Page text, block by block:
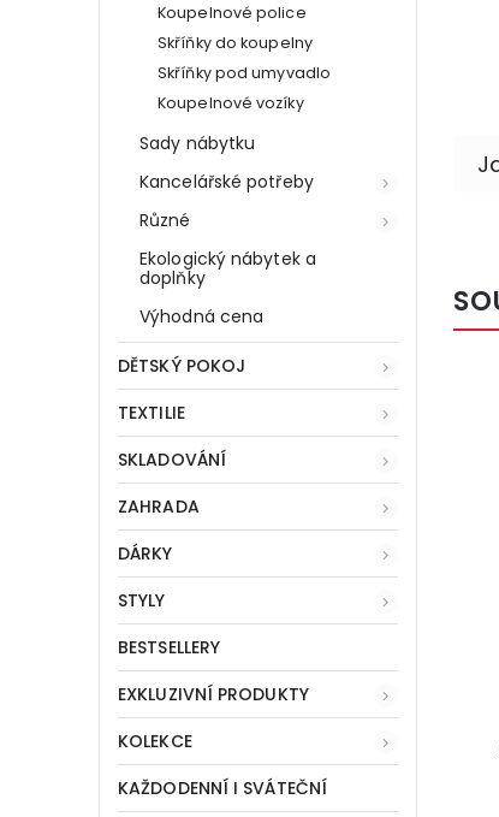
Koupelnové police
Skříňky do koupelny
Skříňky pod umyvadlo
Koupelnové vozíky
Sady nábytku
Kancelářské potřeby
Různé
Ekologický nábytek a
doplňky
Výhodná cena
DĚTSKÝ POKOJ
TEXTILIE
SKLADOVÁNÍ
ZAHRADA
DÁRKY
STYLY
BESTSELLERY
EXKLUZIVNÍ PRODUKTY
KOLEKCE
KAŽDODENNÍ I SVÁTEČNÍ